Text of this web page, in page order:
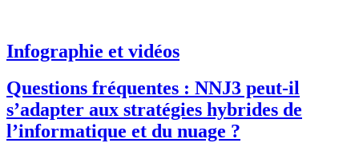
Infographie et vidéos
Questions fréquentes : NNJ3 peut-il
s’adapter aux stratégies hybrides de
l’informatique et du nuage ?